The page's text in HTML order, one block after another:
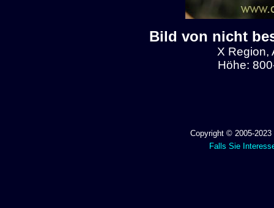
Bild von nicht
X Region,
Höhe:
Copyright © 2005-
Falls Sie